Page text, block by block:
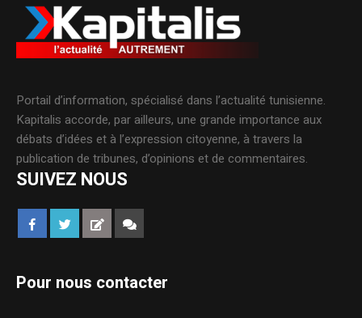
Portail d’information, spécialisé dans l’actualité tunisienne.
Kapitalis accorde, par ailleurs, une grande importance aux
débats d’idées et à l’expression citoyenne, à travers la
publication de tribunes, d’opinions et de commentaires.
SUIVEZ NOUS
Pour nous contacter